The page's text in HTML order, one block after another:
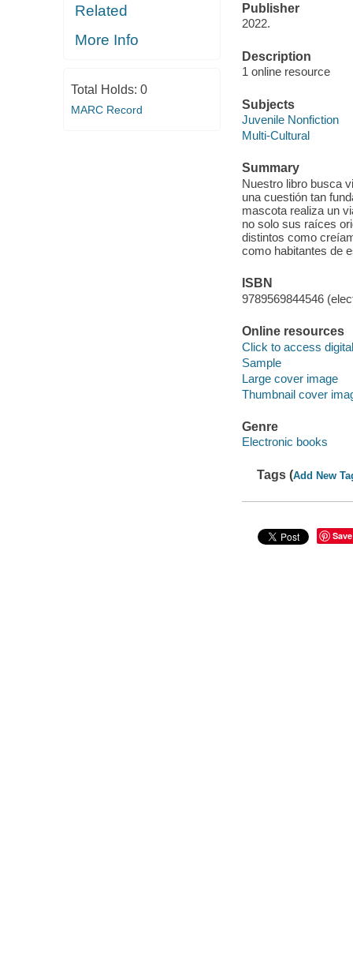
Related
More Info
Total Holds: 0
MARC Record
Publisher
2022.
Description
1 online resource
Subjects
Juvenile Nonfiction
Multi-Cultural
Summary
Nuestro libro busca
una cuestión tan
mascota realiza un
no solo sus raíces
distintos como
como habitantes de
ISBN
9789569844546
Online resources
Click to access
Sample
Large cover image
Thumbnail cover
Genre
Electronic books
Tags (Add New
Save